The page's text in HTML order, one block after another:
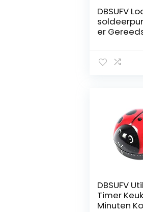
DBSUFV
er
Tipreiniger
DBSUFV
Timer
Minuten